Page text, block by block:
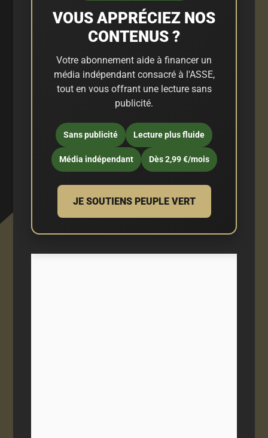
VOUS APPRÉCIEZ NOS
CONTENUS ?
Votre abonnement aide à financer un
média indépendant consacré à l'ASSE,
tout en vous offrant une lecture sans
publicité.
Sans publicité Lecture plus fluide
Média indépendant Dès 2,99 €/mois
JE SOUTIENS PEUPLE VERT